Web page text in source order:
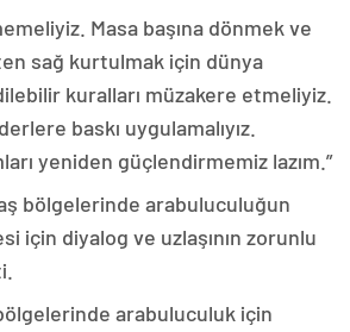
Masa başına dönmek ve
sağ kurtulmak için dünya
kuralları müzakere etmeliyiz.
baskı uygulamalıyız.
yeniden güçlendirmemiz lazım.”
bölgelerinde arabuluculuğun
için diyalog ve uzlaşının zorunlu
arabuluculuk için